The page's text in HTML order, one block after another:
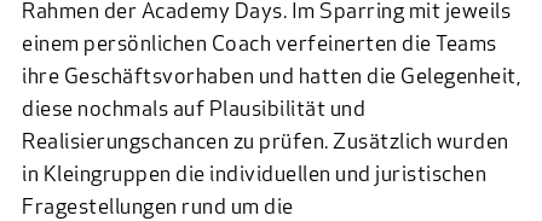
Rahmen der Academy Days. Im Sparring mit jeweils
einem persönlichen Coach verfeinerten die Teams
ihre Geschäftsvorhaben und hatten die Gelegenheit,
diese nochmals auf Plausibilität und
Realisierungschancen zu prüfen. Zusätzlich wurden
in Kleingruppen die individuellen und juristischen
Fragestellungen rund um die